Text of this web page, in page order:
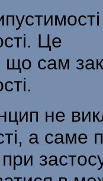
Це
що сам
не
а саме